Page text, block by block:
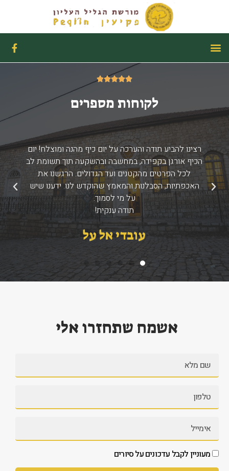
תפריט
F
a
c
-





5/5
לקוחות מספרים
רצינו להביע תודה והערכה על יום כיף מהנה ומוצלח! יום
הכיף אורגן בקפידה, במחשבה ובהשקעה תוך תשומת לב
לכל הפרטים מהקטנים ועד הגדולים. הרגשנו את
האכפתיות, הסבלנות והמאמץ שהוקדש לנו. ידענו שיש
על מי לסמוך.
תודה ענקית!
עובדי אל על
הקודם הבא
אשמח שתחזרו אלי
מעוניין לקבל עדכונים על סיורים